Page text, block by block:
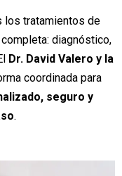
los tratamientos de
diagnóstico,
Dr. David Valero y la
coordinada para
seguro y
.